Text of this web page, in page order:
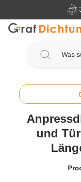
Zum Hauptinhalt
und